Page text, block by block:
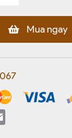
Mua ngay